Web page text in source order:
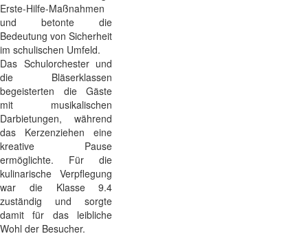
Erste-Hilfe-Maßnahmen
und betonte die
Bedeutung von Sicherheit
im schulischen Umfeld.
Das Schulorchester und
die Bläserklassen
begeisterten die Gäste
mit musikalischen
Darbietungen, während
das Kerzenziehen eine
kreative Pause
ermöglichte. Für die
kulinarische Verpflegung
war die Klasse 9.4
zuständig und sorgte
damit für das leibliche
Wohl der Besucher.